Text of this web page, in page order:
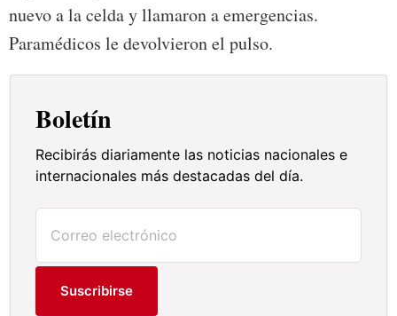
nuevo a la celda y llamaron a emergencias.
Paramédicos le devolvieron el pulso.
Boletín
Recibirás diariamente las noticias nacionales e
internacionales más destacadas del día.
Suscribirse